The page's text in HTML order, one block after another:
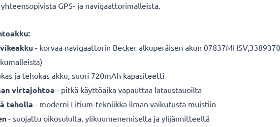
GPS- ja navigaattorimalleista.
- korvaa navigaattorin Becker alkuperäisen akun
ja tehokas akku, suuri 720mAh kapasiteetti
virtajohtoa - pitkä käyttöaika vapauttaa lataustauoilta
teholla - moderni Litium-tekniikka ilman vaikutusta muistiin
- suojattu oikosululta, ylikuumenemiselta ja ylijännitteeltä